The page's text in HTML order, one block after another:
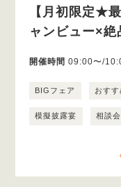
【月初限定★
ャンビュー×絶
開催時間 09:00〜/
BIGフェア おすす
模擬披露宴 相談会